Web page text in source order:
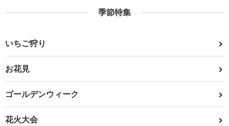
季節特集
いちご狩り
お花見
ゴールデンウィーク
花火大会